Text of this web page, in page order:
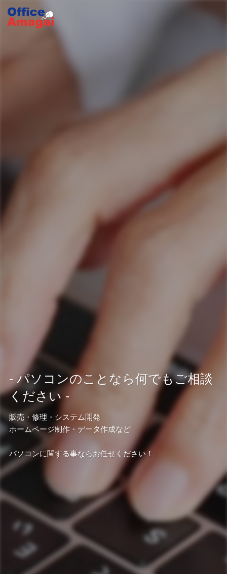
- パソコンのことなら何でもご相談
ください -
販売・修理・システム開発
ホームページ制作・データ作成など
パソコンに関する事ならお任せください！